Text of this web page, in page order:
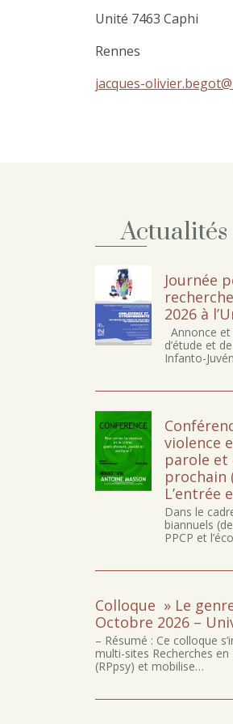
Unité 7463 Caphi
Rennes
jacques-
Actualités
Journée
2026 à
Annonce
d’étude et
Infanto-
violence
parole et
prochain
L’entrée
Dans le
biannuels
PPCP et
Colloque » Le
Octobre 2026 –
– Résumé : Ce colloque
multi-sites Recherches
(RPpsy) et mobilise…